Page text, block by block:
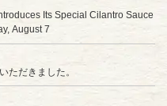
Its Special Cilantro Sauce
August 7
ただきました。